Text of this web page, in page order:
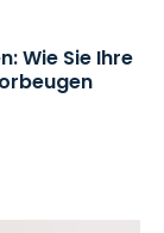
Wie Sie Ihre